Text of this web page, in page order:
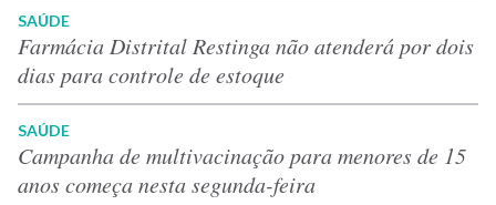
SAÚDE
Farmácia Distrital Restinga não atenderá por dois
dias para controle de estoque
SAÚDE
Campanha de multivacinação para menores de 15
anos começa nesta segunda-feira